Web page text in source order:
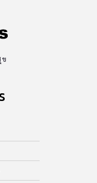
นรู้ทุกวัน และ
ว อาจเสริมด้วยนมที่
าหารที่มีประโยชน์
ตเซอร์แลนด์ มาพร้อม
สารอาหารที่มี
โกร แบรนด์ที่มี
ฐานการผลิตของ
สุขภาพ ถือว่าเป็นนม